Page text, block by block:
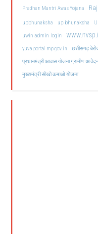
Pradhan Mantri Awas Yojana
upbhunaksha up bhunaksha
uwin admin login
yuva portal mp gov.in
छत्तीसगढ़
प्रधानमंत्री आवास योजना ग्रामीण
मुख्यमंत्री सीखो कमाओ योजना